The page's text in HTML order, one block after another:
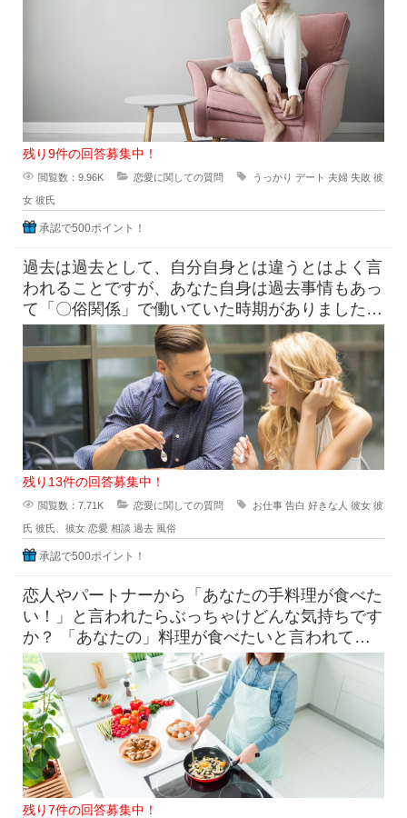
残り9件の回答募集中！
閲覧数：9.96K 恋愛に関しての質問 うっかり デート 夫婦 失敗 彼
女 彼氏
承認で500ポイント！
過去は過去として、自分自身とは違うとはよく言
われることですが、あなた自身は過去事情もあっ
て「〇俗関係」で働いていた時期がありました
が、それを経ていまの自分がある
残り13件の回答募集中！
閲覧数：7.71K 恋愛に関しての質問 お仕事 告白 好きな人 彼女 彼
氏 彼氏、彼女 恋愛 相談 過去 風俗
承認で500ポイント！
恋人やパートナーから「あなたの手料理が食べた
い！」と言われたらぶっちゃけどんな気持ちです
か？ 「あなたの」料理が食べたいと言われて素
直に嬉しいという気持ち
残り7件の回答募集中！